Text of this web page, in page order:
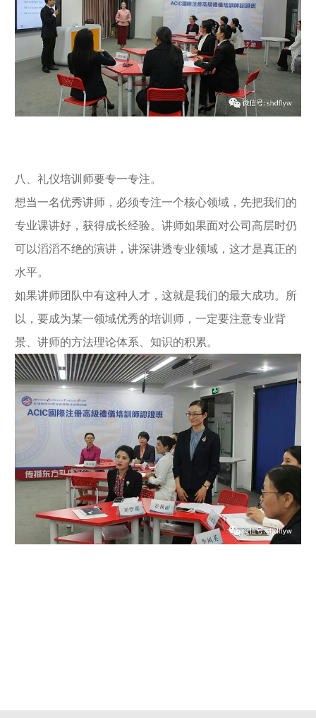
八、礼仪培训师要专一专注。
想当一名优秀讲师，必须专注一个核心领域，先把我们的
专业课讲好，获得成长经验。讲师如果面对公司高层时仍
可以滔滔不绝的演讲，讲深讲透专业领域，这才是真正的
水平。
如果讲师团队中有这种人才，这就是我们的最大成功。所
以，要成为某一领域优秀的培训师，一定要注意专业背
景、讲师的方法理论体系、知识的积累。